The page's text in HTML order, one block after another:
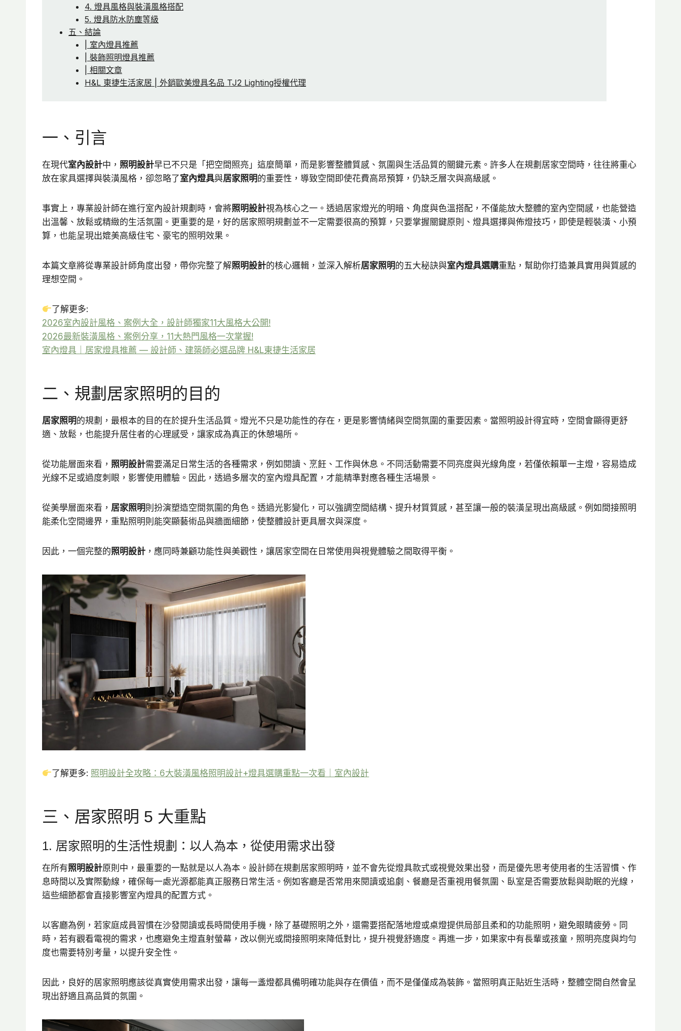
4. 燈具風格與裝潢風格搭配
5. 燈具防水防塵等級
五、結論
| 室內燈具推薦
| 裝飾照明燈具推薦
| 相關文章
H&L 東捷生活家居 | 外銷歐美燈具名品 TJ2 Lighting授權代理
一、引言
在現代室內設計中， 照明設計早已不只是「把空間照亮」這麼簡單，而是影響整體質感、氛圍與生活品質的關鍵元素。許多人在規劃居家空間時，往往將重心
放在家具選擇與裝潢風格，卻忽略了室內燈具與居家照明的重要性，導致空間即使花費高昂預算，仍缺乏層次與高級感。
事實上，專業設計師在進行室內設計規劃時，會將照明設計視為核心之一。透過居家燈光的明暗、角度與色溫搭配，不僅能放大整體的室內空間感，也能營造
出溫馨、放鬆或精緻的生活氛圍。更重要的是，好的居家照明規劃並不一定需要很高的預算，只要掌握關鍵原則、燈具選擇與佈燈技巧，即使是輕裝潢、小預
算，也能呈現出媲美高級住宅、豪宅的照明效果。
本篇文章將從專業設計師角度出發，帶你完整了解照明設計的核心邏輯，並深入解析居家照明的五大秘訣與室內燈具選購重點，幫助你打造兼具實用與質感的
理想空間。
了解更多:
2026室內設計風格、案例大全，設計師獨家11大風格大公開!
2026最新裝潢風格、案例分享，11大熱門風格一次掌握!
室內燈具｜居家燈具推薦 — 設計師、建築師必選品牌 H&L東捷生活家居
二、規劃居家照明的目的
居家照明的規劃，最根本的目的在於提升生活品質。燈光不只是功能性的存在，更是影響情緒與空間氛圍的重要因素。當照明設計得宜時，空間會顯得更舒
適、放鬆，也能提升居住者的心理感受，讓家成為真正的休憩場所。
從功能層面來看， 照明設計需要滿足日常生活的各種需求，例如閱讀、烹飪、工作與休息。不同活動需要不同亮度與光線角度，若僅依賴單一主燈，容易造成
光線不足或過度刺眼，影響使用體驗。因此，透過多層次的室內燈具配置，才能精準對應各種生活場景。
從美學層面來看， 居家照明則扮演塑造空間氛圍的角色。透過光影變化，可以強調空間結構、提升材質質感，甚至讓一般的裝潢呈現出高級感。例如間接照明
能柔化空間邊界，重點照明則能突顯藝術品與牆面細節，使整體設計更具層次與深度。
因此，一個完整的照明設計 ，應同時兼顧功能性與美觀性，讓居家空間在日常使用與視覺體驗之間取得平衡。
了解更多: 照明設計全攻略：6大裝潢風格照明設計+燈具選購重點一次看｜室內設計
三、居家照明 5 大重點
1. 居家照明的生活性規劃：以人為本，從使用需求出發
在所有照明設計原則中，最重要的一點就是以人為本。設計師在規劃居家照明時，並不會先從燈具款式或視覺效果出發，而是優先思考使用者的生活習慣、作
息時間以及實際動線，確保每一處光源都能真正服務日常生活。例如客廳是否常用來閱讀或追劇、餐廳是否重視用餐氛圍、臥室是否需要放鬆與助眠的光線，
這些細節都會直接影響室內燈具的配置方式。
以客廳為例，若家庭成員習慣在沙發閱讀或長時間使用手機，除了基礎照明之外，還需要搭配落地燈或桌燈提供局部且柔和的功能照明，避免眼睛疲勞。同
時，若有觀看電視的需求，也應避免主燈直射螢幕，改以側光或間接照明來降低對比，提升視覺舒適度。再進一步，如果家中有長輩或孩童，照明亮度與均勻
度也需要特別考量，以提升安全性。
因此，良好的居家照明應該從真實使用需求出發，讓每一盞燈都具備明確功能與存在價值，而不是僅僅成為裝飾。當照明真正貼近生活時，整體空間自然會呈
現出舒適且高品質的氛圍。